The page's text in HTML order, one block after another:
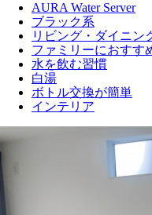
AURA Water Server
ブラック系
リビング・ダイニン
ファミリーにおすす
水を飲む習慣
白湯
ボトル交換が簡単
インテリア